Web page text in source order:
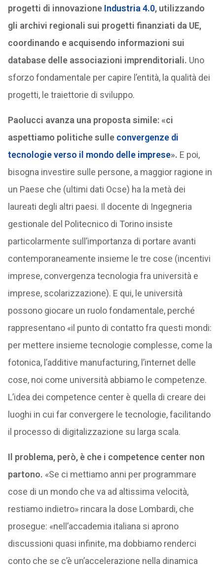
progetti di innovazioneIndustria 4.0, utilizzando
gli archivi regionali sui progetti finanziati da UE,
coordinando e acquisendo informazioni sui
database delle associazioni imprenditoriali. Uno
sforzo fondamentale per capire l’entità, la qualità dei
progetti, le traiettorie di sviluppo.
Paolucci avanza una proposta simile: «ci
aspettiamo politiche sulle convergenze di
tecnologie verso il mondo delle imprese». E poi,
bisogna investire sulle persone, a maggior ragione in
un Paese che (ultimi dati Ocse) ha la metà dei
laureati degli altri paesi. Il docente di Ingegneria
gestionale del Politecnico di Torino insiste
particolarmente sull’importanza di portare avanti
contemporaneamente insieme le tre cose (incentivi
imprese, convergenza tecnologia fra università e
imprese, scolarizzazione). E qui, le università
possono giocare un ruolo fondamentale, perché
rappresentano «il punto di contatto fra questi mondi:
per mettere insieme tecnologie complesse, come la
fotonica, l’additive manufacturing, l’internet delle
cose, noi come università abbiamo le competenze.
L’idea dei competence center è quella di creare dei
luoghi in cui far convergere le tecnologie, facilitando
il processo di digitalizzazione su larga scala.
Il problema, però, è che i competence center non
partono. «Se ci mettiamo anni per programmare
cose di un mondo che va ad altissima velocità,
restiamo indietro» rincara la dose Lombardi, che
prosegue: «nell’accademia italiana si aprono
discussioni quasi infinite, ma dobbiamo renderci
conto che se c’è un’accelerazione nella dinamica